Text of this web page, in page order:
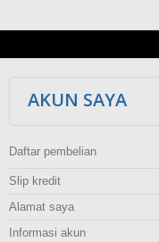
AKUN SAYA
Daftar pembelian
Slip kredit
Alamat saya
Informasi akun